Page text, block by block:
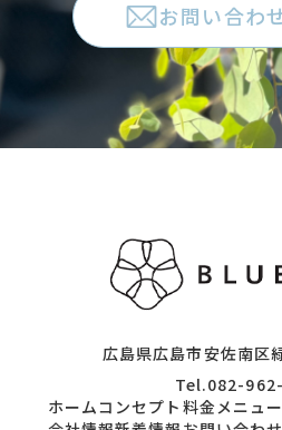
お問い合わ
広島県広島市安佐南区
Tel.082-
ホームコンセプト 料金メニュー